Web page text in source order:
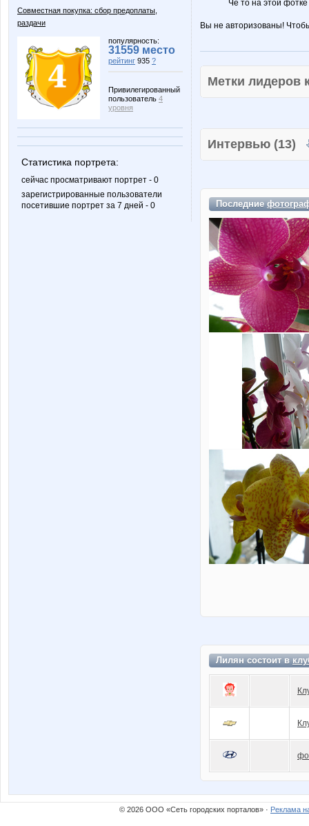
Совместная покупка: сбор предоплаты,
раздачи
популярность:
31559 место
рейтинг 935 ?
Привилегированный
пользователь 4
уровня
Статистика портрета:
сейчас просматривают портрет - 0
зарегистрированные пользователи
посетившие портрет за 7 дней - 0
Че то на этой
Вы не авторизованы!
Метки
Интервью (13)
Последние
Лилян состоит в
© 2026 ООО «Сеть городских порталов» · Реклама